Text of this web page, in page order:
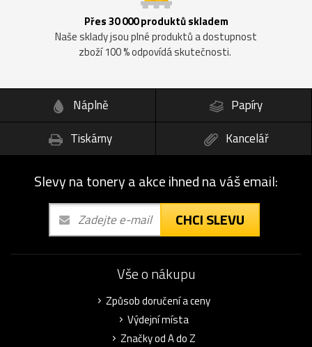
Přes 30 000 produktů skladem
Naše sklady jsou plné produktů a dostupnost
zboží 100 % odpovídá skutečnosti.
Náplně
Papíry
Tiskárny
Kancelář
Slevy na tonery a akce ihned na váš email:
CHCI SLEVU
Vše o nákupu
Způsob doručení a ceny
Výdejní místa
Značky od A do Z